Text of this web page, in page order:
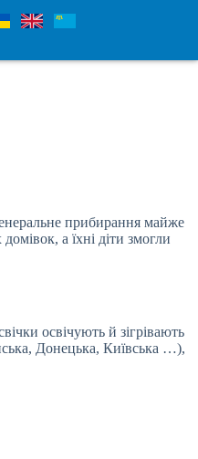
прибирання майже
а їхні діти змогли
освічують й зігрівають
Донецька, Київська …),